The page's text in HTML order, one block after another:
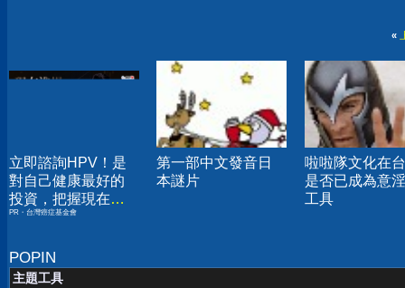
«
立即諮詢HPV！是
對自己健康最好的
投資，把握現在不
嫌晚！
PR・台灣癌症基金會
第一部中文發音日
本謎片
啦啦隊文化在
是否已成為意
工具
POPIN
主題工具